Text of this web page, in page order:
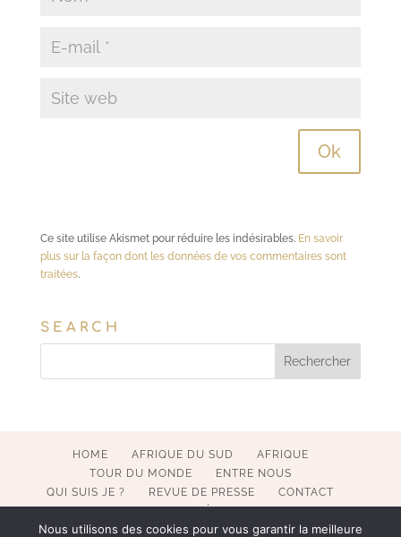
Ce site utilise Akismet pour réduire les indésirables. En savoir
plus sur la façon dont les données de vos commentaires sont
traitées.
SEARCH
HOME AFRIQUE DU SUD
AFRIQUE
TOUR DU MONDE
ENTRE NOUS
QUI SUIS JE ?
REVUE DE PRESSE
CONTACT
Nous utilisons des cookies pour vous garantir la meilleure